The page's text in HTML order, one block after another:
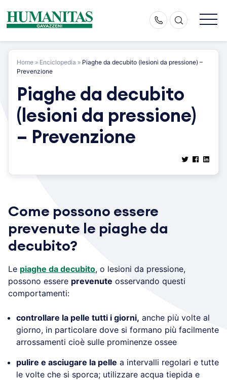
content
Home » Enciclopedia » Piaghe da decubito (lesioni da pressione) –
Prevenzione
Piaghe da decubito
(lesioni da pressione)
– Prevenzione
Come possono essere
prevenute le piaghe da
decubito?
Le piaghe da decubito, o lesioni da pressione,
possono essere prevenute osservando questi
comportamenti:
controllare la pelle tutti i giorni, anche più volte al
giorno, in particolare dove si formano più facilmente
arrossamenti cioè sulle prominenze ossee
pulire e asciugare la pelle a intervalli regolari e tutte
le volte che si sporca; utilizzare acqua tiepida e